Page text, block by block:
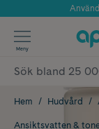
Meny
Hem Hudvård
Ansiktsvatten &